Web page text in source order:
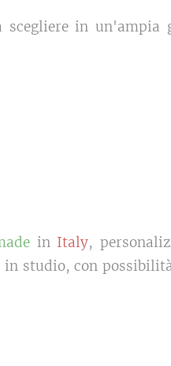
in un'ampia
in Italy,
studio, con